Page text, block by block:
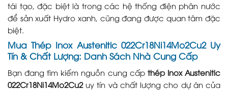
tái tạo, đặc biệt là trong các hệ thống điện phân nước
để sản xuất Hydro xanh, cũng đang được quan tâm đặc
biệt.
Mua Thép Inox Austenitic 022Cr18Ni14Mo2Cu2 Uy
Tín & Chất Lượng: Danh Sách Nhà Cung Cấp
Bạn đang tìm kiếm nguồn cung cấp thép Inox Austenitic
022Cr18Ni14Mo2Cu2uy tín và chất lượng cho dự án của